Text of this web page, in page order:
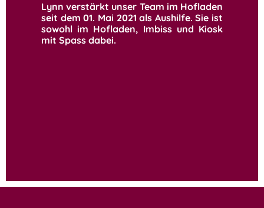
Lynn verstärkt unser Team im Hofladen
seit dem 01. Mai 2021 als Aushilfe. Sie ist
sowohl im Hofladen, Imbiss und Kiosk
mit Spass dabei.